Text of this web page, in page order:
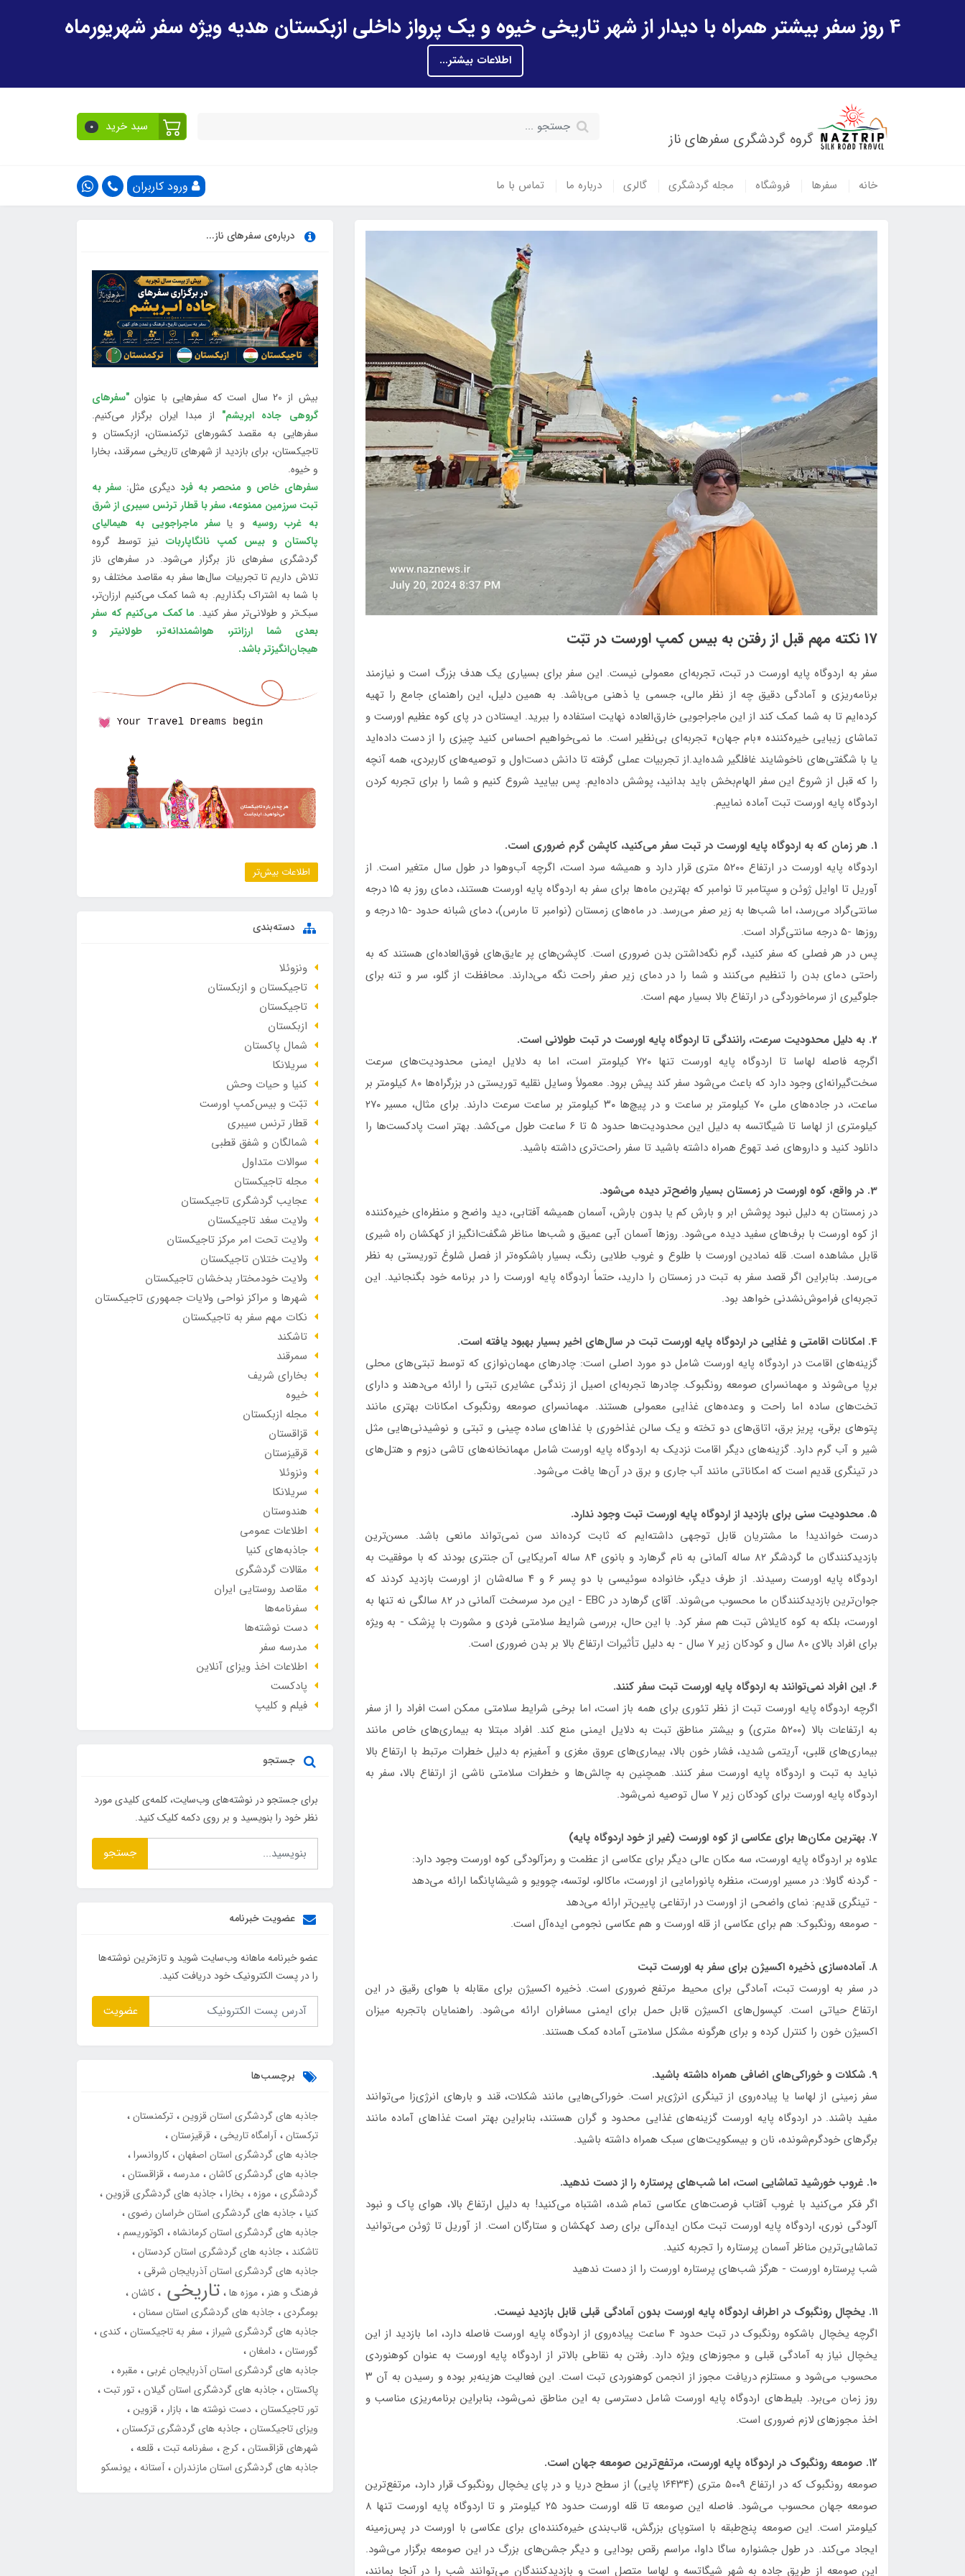
4 روز سفر بیشتر همراه با دیدار از شهر تاریخی خیوه و یک پرواز داخلی ازبکستان هدیه ویژه سفر شهریورماه
اطلاعات بیشتر...
گروه گردشگری سفرهای ناز
سبد خرید 0
خانه سفرها فروشگاه مجله گردشگری گالری درباره ما تماس با ما ورود کاربران
17 نکته مهم قبل از رفتن به بیس کمپ اورست در تبّت
سفر به اردوگاه پایه اورست در تبت، تجربه‌ای معمولی نیست. این سفر برای بسیاری یک هدف بزرگ است و نیازمند
برنامه‌ریزی و آمادگی دقیق چه از نظر مالی، جسمی یا ذهنی می‌باشد. به همین دلیل، این راهنمای جامع را تهیه
کرده‌ایم تا به شما کمک کند از این ماجراجویی خارق‌العاده نهایت استفاده را ببرید. ایستادن در پای کوه عظیم اورست و
تماشای زیبایی خیره‌کننده «بام جهان» تجربه‌ای بی‌نظیر است. ما نمی‌خواهیم احساس کنید چیزی را از دست داده‌اید
یا با شگفتی‌های ناخوشایند غافلگیر شده‌اید.از تجربیات عملی گرفته تا دانش دست‌اول و توصیه‌های کاربردی، همه آنچه
را که قبل از شروع این سفر الهام‌بخش باید بدانید، پوشش داده‌ایم. پس بیایید شروع کنیم و شما را برای تجربه کردن
اردوگاه پایه اورست تبت آماده نماییم.
1. هر زمان که به اردوگاه پایه اورست در تبت سفر می‌کنید، کاپشن گرم ضروری است.
اردوگاه پایه اورست در ارتفاع ۵۲۰۰ متری قرار دارد و همیشه سرد است، اگرچه آب‌وهوا در طول سال متغیر است. از
آوریل تا اوایل ژوئن و سپتامبر تا نوامبر که بهترین ماه‌ها برای سفر به اردوگاه پایه اورست هستند، دمای روز به ۱۵ درجه
سانتی‌گراد می‌رسد، اما شب‌ها به زیر صفر می‌رسد. در ماه‌های زمستان (نوامبر تا مارس)، دمای شبانه حدود -۱۵ درجه و
روزها -۵ درجه سانتی‌گراد است.
پس در هر فصلی که سفر کنید، گرم نگه‌داشتن بدن ضروری است. کاپشن‌های پر عایق‌های فوق‌العاده‌ای هستند که به
راحتی دمای بدن را تنظیم می‌کنند و شما را در دمای زیر صفر راحت نگه می‌دارند. محافظت از گلو، سر و تنه برای
جلوگیری از سرماخوردگی در ارتفاع بالا بسیار مهم است.
2. به دلیل محدودیت سرعت، رانندگی تا اردوگاه پایه اورست در تبت طولانی است.
اگرچه فاصله لهاسا تا اردوگاه پایه اورست تنها ۷۲۰ کیلومتر است، اما به دلایل ایمنی محدودیت‌های سرعت
سخت‌گیرانه‌ای وجود دارد که باعث می‌شود سفر کند پیش برود. معمولاً وسایل نقلیه توریستی در بزرگراه‌ها ۸۰ کیلومتر بر
ساعت، در جاده‌های ملی ۷۰ کیلومتر بر ساعت و در پیچ‌ها ۳۰ کیلومتر بر ساعت سرعت دارند. برای مثال، مسیر ۲۷۰
کیلومتری از لهاسا تا شیگاتسه به دلیل این محدودیت‌ها حدود ۵ تا ۶ ساعت طول می‌کشد. بهتر است پادکست‌ها را
دانلود کنید و داروهای ضد تهوع همراه داشته باشید تا سفر راحت‌تری داشته باشید.
3. در واقع، کوه اورست در زمستان بسیار واضح‌تر دیده می‌شود.
در زمستان به دلیل نبود پوشش ابر و بارش کم یا بدون بارش، آسمان همیشه آفتابی، دید واضح و منظره‌ای خیره‌کننده
از کوه اورست با برف‌های سفید دیده می‌شود. روزها آسمان آبی عمیق و شب‌ها مناظر شگفت‌انگیز از کهکشان راه شیری
قابل مشاهده است. قله نمادین اورست با طلوع و غروب طلایی رنگ، بسیار باشکوه‌تر از فصل شلوغ توریستی به نظر
می‌رسد. بنابراین اگر قصد سفر به تبت در زمستان را دارید، حتماً اردوگاه پایه اورست را در برنامه خود بگنجانید. این
تجربه‌ای فراموش‌نشدنی خواهد بود.
4. امکانات اقامتی و غذایی در اردوگاه پایه اورست تبت در سال‌های اخیر بسیار بهبود یافته است.
گزینه‌های اقامت در اردوگاه پایه اورست شامل دو مورد اصلی است: چادرهای مهمان‌نوازی که توسط تبتی‌های محلی
برپا می‌شوند و مهمانسرای صومعه رونگبوک. چادرها تجربه‌ای اصیل از زندگی عشایری تبتی را ارائه می‌دهند و دارای
تخت‌های ساده اما راحت و وعده‌های غذایی معمولی هستند. مهمانسرای صومعه رونگبوک امکانات بهتری مانند
پتوهای برقی، پریز برق، اتاق‌های دو تخته و یک سالن غذاخوری با غذاهای ساده چینی و تبتی و نوشیدنی‌هایی مثل
شیر و آب گرم دارد. گزینه‌های دیگر اقامت نزدیک به اردوگاه پایه اورست شامل مهمانخانه‌های تاشی دزوم و هتل‌های
در تینگری قدیم است که امکاناتی مانند آب جاری و برق در آن‌ها یافت می‌شود.
۵. محدودیت سنی برای بازدید از اردوگاه پایه اورست تبت وجود ندارد.
درست خواندید! ما مشتریان قابل توجهی داشته‌ایم که ثابت کرده‌اند سن نمی‌تواند مانعی باشد. مسن‌ترین
بازدیدکنندگان ما گردشگر ۸۲ ساله آلمانی به نام گرهارد و بانوی ۸۴ ساله آمریکایی آن جنتری بودند که با موفقیت به
اردوگاه پایه اورست رسیدند. از طرف دیگر، خانواده سوئیسی با دو پسر ۶ و ۴ ساله‌شان از اورست بازدید کردند که
جوان‌ترین بازدیدکنندگان ما محسوب می‌شوند. آقای گرهارد در EBC - این مرد سرسخت آلمانی در ۸۲ سالگی نه تنها به
اورست، بلکه به کوه کایلاش تبت هم سفر کرد. با این حال، بررسی شرایط سلامتی فردی و مشورت با پزشک - به ویژه
برای افراد بالای ۸۰ سال و کودکان زیر ۷ سال - به دلیل تأثیرات ارتفاع بالا بر بدن ضروری است.
۶. این افراد نمی‌توانند به اردوگاه پایه اورست تبت سفر کنند.
اگرچه اردوگاه پایه اورست تبت از نظر تئوری برای همه باز است، اما برخی شرایط سلامتی ممکن است افراد را از سفر
به ارتفاعات بالا (۵۲۰۰ متری) و بیشتر مناطق تبت به دلایل ایمنی منع کند. افراد مبتلا به بیماری‌های خاص مانند
بیماری‌های قلبی، آریتمی شدید، فشار خون بالا، بیماری‌های عروق مغزی و آمفیزم به دلیل خطرات مرتبط با ارتفاع بالا
نباید به تبت و اردوگاه پایه اورست سفر کنند. همچنین به چالش‌ها و خطرات سلامتی ناشی از ارتفاع بالا، سفر به
اردوگاه پایه اورست برای کودکان زیر ۷ سال توصیه نمی‌شود.
۷. بهترین مکان‌ها برای عکاسی از کوه اورست (غیر از خود اردوگاه پایه)
علاوه بر اردوگاه پایه اورست، سه مکان عالی دیگر برای عکاسی از عظمت و رمزآلودگی کوه اورست وجود دارد:
- گردنه گاولا: در مسیر اورست، منظره پانورامایی از اورست، ماکالو، لوتسه، چوویو و شیشاپانگما ارائه می‌دهد
- تینگری قدیم: نمای واضحی از اورست در ارتفاعی پایین‌تر ارائه می‌دهد
- صومعه رونگبوک: هم برای عکاسی از قله اورست و هم عکاسی نجومی ایده‌آل است.
۸. آماده‌سازی ذخیره اکسیژن برای سفر به اورست تبت
در سفر به اورست تبت، آمادگی برای محیط مرتفع ضروری است. ذخیره اکسیژن برای مقابله با هوای رقیق در این
ارتفاع حیاتی است. کپسول‌های اکسیژن قابل حمل برای ایمنی مسافران ارائه می‌شود. راهنمایان باتجربه میزان
اکسیژن خون را کنترل کرده و برای هرگونه مشکل سلامتی آماده کمک هستند.
۹. شکلات و خوراکی‌های اضافی همراه داشته باشید.
سفر زمینی از لهاسا یا پیاده‌روی از تینگری انرژی‌بر است. خوراکی‌هایی مانند شکلات، قند و بارهای انرژی‌زا می‌توانند
مفید باشند. در اردوگاه پایه اورست گزینه‌های غذایی محدود و گران هستند، بنابراین بهتر است غذاهای آماده مانند
برگرهای خودگرم‌شونده، نان و بیسکویت‌های سبک همراه داشته باشید.
۱۰. غروب خورشید تماشایی است، اما شب‌های پرستاره را از دست ندهید.
اگر فکر می‌کنید با غروب آفتاب فرصت‌های عکاسی تمام شده، اشتباه می‌کنید! به دلیل ارتفاع بالا، هوای پاک و نبود
آلودگی نوری، اردوگاه پایه اورست تبت مکان ایده‌آلی برای رصد کهکشان و ستارگان است. از آوریل تا ژوئن می‌توانید
تماشایی‌ترین مناظر آسمان پرستاره را تجربه کنید.
شب پرستاره اورست - هرگز شب‌های پرستاره اورست را از دست ندهید
۱۱. یخچال رونگبوک در اطراف اردوگاه پایه اورست بدون آمادگی قبلی قابل بازدید نیست.
اگرچه یخچال باشکوه رونگبوک در تبت حدود ۴ ساعت پیاده‌روی از اردوگاه پایه اورست فاصله دارد، اما بازدید از این
یخچال نیاز به آمادگی قبلی و مجوزهای ویژه دارد. رفتن به نقاطی بالاتر از اردوگاه پایه اورست به عنوان کوهنوردی
محسوب می‌شود و مستلزم دریافت مجوز از انجمن کوهنوردی تبت است. این فعالیت هزینه‌بر بوده و رسیدن به آن ۳
روز زمان می‌برد. بلیط‌های اردوگاه پایه اورست شامل دسترسی به این مناطق نمی‌شود، بنابراین برنامه‌ریزی مناسب و
اخذ مجوزهای لازم ضروری است.
۱۲. صومعه رونگبوک در اردوگاه پایه اورست، مرتفع‌ترین صومعه جهان است.
صومعه رونگبوک که در ارتفاع ۵۰۰۹ متری (۱۶۴۳۴ پایی) از سطح دریا و در پای یخچال رونگبوک قرار دارد، مرتفع‌ترین
صومعه جهان محسوب می‌شود. فاصله این صومعه تا قله اورست حدود ۲۵ کیلومتر و تا اردوگاه پایه اورست تنها ۸
کیلومتر است. این صومعه پنج‌طبقه با استوپای بزرگش، قاب‌بندی خیره‌کننده‌ای برای عکاسی با اورست در پس‌زمینه
ایجاد می‌کند. در طول جشنواره ساگا داوا، مراسم رقص بودایی و دیگر جشن‌های بزرگ در این صومعه برگزار می‌شود.
این صومعه از طریق جاده به شهر شیگاتسه و لهاسا متصل است و بازدیدکنندگان می‌توانند شب را در آنجا بمانند،
درباره‌ی سفرهای ناز...
بیش از 20 سال است که سفرهایی با عنوان
"سفرهای
گروهی جاده ابریشم" از مبدا ایران برگزار می‌کنیم.
سفرهایی به مقصد کشورهای ترکمنستان، ازبکستان و
تاجیکستان، برای بازدید از شهرهای تاریخی سمرقند، بخارا
و خیوه.
سفرهای خاص و منحصر به فرددیگری مثل:سفر به
تبت سرزمین ممنوعه، سفر با قطار ترنس سیبری از شرق
به غرب روسیه و یاسفر ماجراجویی به هیمالیای
پاکستان و بیس کمپ نانگاپاربات نیز توسط گروه
گردشگری سفرهای ناز برگزار می‌شود. در سفرهای ناز
تلاش داریم تا تجربیات سال‌ها سفر به مقاصد مختلف رو
با شما به اشتراک بگذاریم. به شما کمک می‌کنیم ارزان‌تر،
سبک‌تر و طولانی‌تر سفر کنید. ما کمک می‌کنیم که سفر
بعدی شما ارزانتر، هواشمندانه‌تر، طولانی‎تر و
هیجان‌انگیزتر باشد.
اطلاعات بیش‌تر
دسته‌بندی
ونزوئلا
تاجیکستان و ازبکستان
تاجیکستان
ازبکستان
شمال پاکستان
سریلانکا
کنیا و حیات وحش
تبّت و بیس‌کمپ اورست
قطار ترنس سیبری
شمالگان و شفق قطبی
سوالات متداول
مجله تاجیکستان
عجایب گردشگری تاجیکستان
ولایت سغد تاجیکستان
ولایت تحت امر مرکز تاجیکستان
ولایت ختلان تاجیکستان
ولایت خودمختار بدخشان تاجیکستان
شهرها و مراکز نواحی ولایات جمهوری تاجیکستان
نکات مهم سفر به تاجیکستان
تاشکند
سمرقند
بخارای شریف
خیوه
مجله ازبکستان
قزاقستان
قرقیزستان
ونزوئلا
سریلانکا
هندوستان
اطلاعات عمومی
جاذبه‌های کنیا
مقالات گردشگری
مقاصد روستایی ایران
سفرنامه‌ها
دست نوشته‌ها
مدرسه سفر
اطلاعات اخذ ویزای آنلاین
پادکست
فیلم و کلیپ
جستجو
برای جستجو در نوشته‌های وب‌سایت، کلمه‌ی کلیدی مورد
نظر خود را بنویسید و بر روی دکمه کلیک کنید.
جستجو
عضویت خبرنامه
عضو خبرنامه ماهانه وب‌سایت شوید و تازه‌ترین نوشته‌ها
را در پست الکترونیک خود دریافت کنید.
عضویت
برچسب‌ها
جاذبه های گردشگری استان قزوین ترکمنستان
ترکستان آرامگاه تاریخی قرقیزستان
جاذبه های گردشگری استان اصفهان کاروانسرا
جاذبه های گردشگری کاشان مدرسه قزاقستان
گردشگری موزه بخارا جاذبه های گردشگری قزوین
کنیا جاذبه های گردشگری استان خراسان رضوی
جاذبه های گردشگری استان کرمانشاه اکوتوریسم
تاشکند جاذبه های گردشگری استان کردستان
جاذبه های گردشگری استان آذربایجان شرقی
فرهنگ و هنر موزه ها تاریخی کاشان
بومگردی جاذبه های گردشگری استان سمنان
جاذبه های گردشگری شیراز سفر به تاجیکستان کندی
گورستان دامغان
جاذبه های گردشگری استان آذربایجان غربی مقبره
پاکستان جاذبه های گردشگری استان گیلان تور تبت
تور تاجیکستان دست نوشته ها بازار قزوین
ویزای تاجیکستان جاذبه های گردشگری ترکستان
شهرهای قزاقستان کرج سفرنامه تبت قلعه
جاذبه های گردشگری استان مازندران آستانه یونسکو